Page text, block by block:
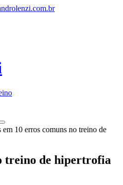
em 10 erros comuns no treino de
treino de hipertrofia